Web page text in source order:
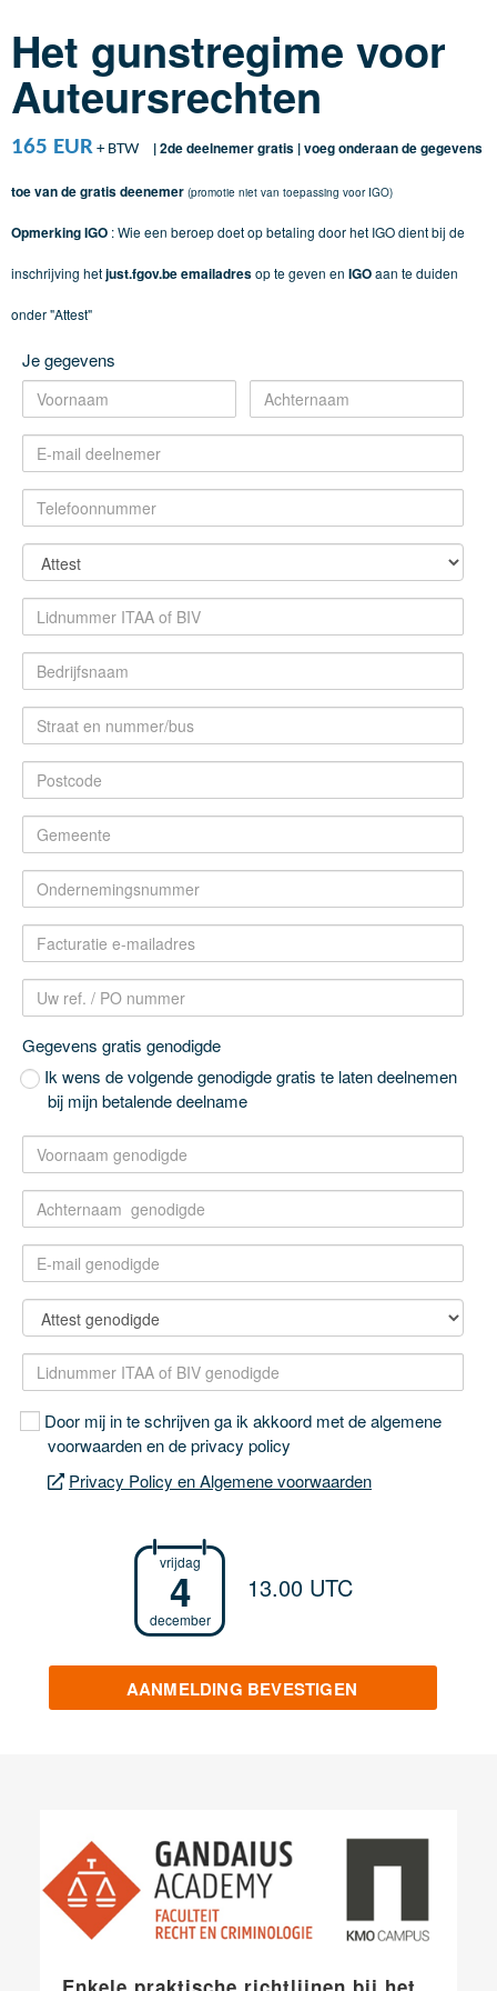
Het gunstregime voor
Auteursrechten
165 EUR + BTW | 2de deelnemer gratis | voeg onderaan de gegevens
toe van de gratis deenemer (promotie niet van toepassing voor IGO)
Opmerking IGO : Wie een beroep doet op betaling door het IGO dient bij de
inschrijving hetjust.fgov.be emailadresop te geven en IGOaan te duiden
onder "Attest"
Je gegevens
Gegevens gratis genodigde
Ik wens de volgende genodigde gratis te laten deelnemen
bij mijn betalende deelname
Door mij in te schrijven ga ik akkoord met de algemene
voorwaarden en de privacy policy
Privacy Policy en Algemene voorwaarden
vrijdag
4
december
13.00 UTC
AANMELDING BEVESTIGEN